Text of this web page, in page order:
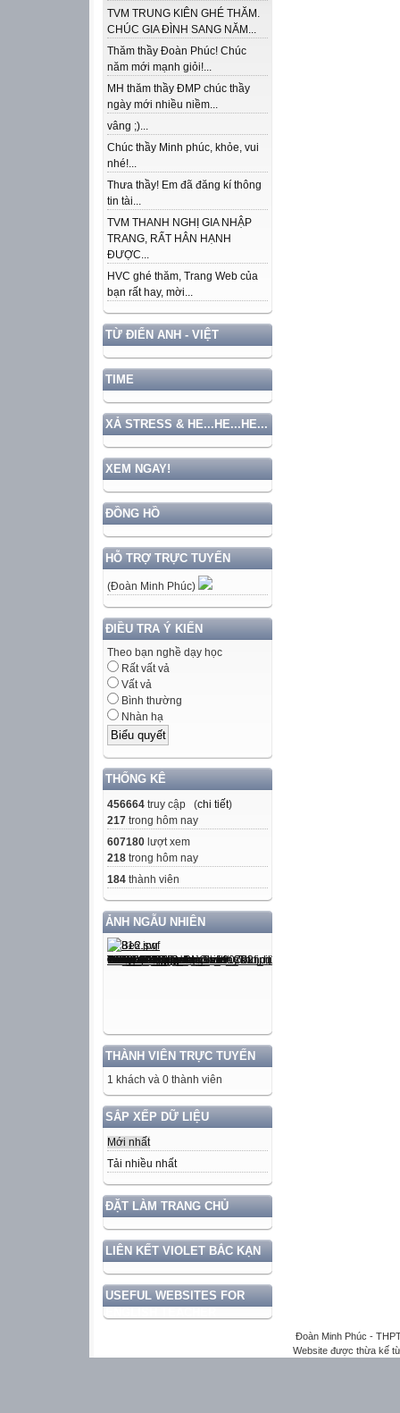
TVM TRUNG KIÊN GHÉ THĂM.
CHÚC GIA ĐÌNH SANG NĂM...
Thăm thầy Đoàn Phúc! Chúc
năm mới mạnh giỏi!...
MH thăm thầy ĐMP chúc thầy
ngày mới nhiều niềm...
vâng ;)...
Chúc thầy Minh phúc, khỏe, vui
nhé!...
Thưa thầy! Em đã đăng kí thông
tin tài...
TVM THANH NGHỊ GIA NHẬP
TRANG, RẤT HÂN HẠNH
ĐƯỢC...
HVC ghé thăm, Trang Web của
bạn rất hay, mời...
TỪ ĐIỂN ANH - VIỆT
TIME
XẢ STRESS & HE...HE...HE...
XEM NGAY!
ĐỒNG HỒ
HỖ TRỢ TRỰC TUYẾN
(Đoàn Minh Phúc)
ĐIỀU TRA Ý KIẾN
Theo bạn nghề dạy học
Rất vất vả
Vất vả
Bình thường
Nhàn hạ
THỐNG KÊ
456664 truy cập (chi tiết)
217 trong hôm nay
607180 lượt xem
218 trong hôm nay
184 thành viên
ẢNH NGẪU NHIÊN
THÀNH VIÊN TRỰC TUYẾN
1 khách và 0 thành viên
SẮP XẾP DỮ LIỆU
Mới nhất
Tải nhiều nhất
ĐẶT LÀM TRANG CHỦ
LIÊN KẾT VIOLET BẮC KẠN
USEFUL WEBSITES FOR
Đoàn Minh Phúc -
Website được thừa kế